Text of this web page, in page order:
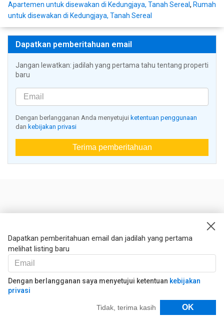
Apartemen untuk disewakan di Kedungjaya, Tanah Sereal, Rumah
untuk disewakan di Kedungjaya, Tanah Sereal
Dapatkan pemberitahuan email
Jangan lewatkan: jadilah yang pertama tahu tentang properti
baru
Dengan berlangganan Anda menyetujui ketentuan penggunaan
dan kebijakan privasi
Terima pemberitahuan
Dapatkan pemberitahuan email dan jadilah yang pertama
melihat listing baru
Dengan berlangganan saya menyetujui ketentuan kebijakan
privasi
Tidak, terima kasih OK
Filter
Kontak kami
Hukum
Syarat dan ketentuan
Kebijakan privasi
Kebijakan Cookies